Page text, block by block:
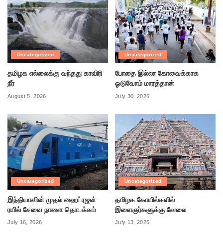
Uncategorized
தமிழக எல்லைக்கு வந்தது காவிரி
நீர்
August 5, 2026
Uncategorized
போதை இல்லா கோவைக்காக
ஓடுவோம் மாரத்தான்
July 30, 2026
Uncategorized
இந்தியாவின் முதல் ஹைட்ரஜன்
ரயில் சேவை நாளை தொடக்கம்
July 16, 2026
Uncategorized
தமிழக கோயில்களில்
இளைஞர்களுக்கு வேலை
July 13, 2026